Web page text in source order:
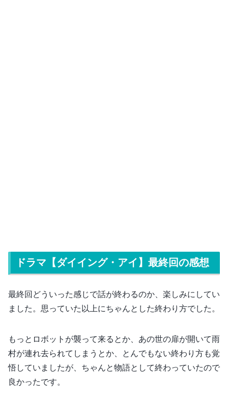
ドラマ【ダイイング・アイ】最終回の感想
最終回どういった感じで話が終わるのか、楽しみにしてい
ました。思っていた以上にちゃんとした終わり方でした。
もっとロボットが襲って来るとか、あの世の扉が開いて雨
村が連れ去られてしまうとか、とんでもない終わり方も覚
悟していましたが、ちゃんと物語として終わっていたので
良かったです。